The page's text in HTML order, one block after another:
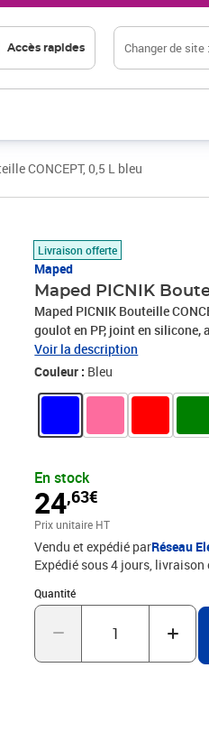
Accès rapides Changer de site :
CONCEPT, 0,5 L bleu
Livraison offerte
Maped
Maped PICNIK
Maped PICNIK Bouteille
goulot en PP, joint en silicone,
système Push ferme
Voir la description
Couleur : Bleu
En stock
24,63€
Prix 24,63€
Prix unitaire HT
Vendu et expédié parRéseau
Expédié sous 4 jours livraison
Quantité
Quantité : 1